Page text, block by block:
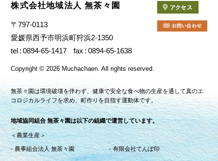
株式会社地域法人 無茶々園
〒797-0113
愛媛県西予市明浜町狩浜2-1350
tel
0894-65-1417 fax 0894-65-1638
Copyright© 2026 Muchachaen.All rights reserved.
無茶々園は環境破壊を伴わず、健康で安全な食べ物の生産を通して真のエ
コロジカルライフを求め、町作りを目指す運動体です。
地域協同組合 無茶々園は以下の組織で運営しています。
＜農業生産＞
農事組合法人 無茶々園
有限会社てんぽ印